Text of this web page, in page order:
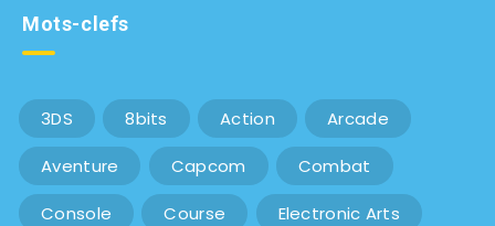
Mots-clefs
3DS 8bits Action Arcade
Aventure Capcom Combat
Console Course Electronic Arts